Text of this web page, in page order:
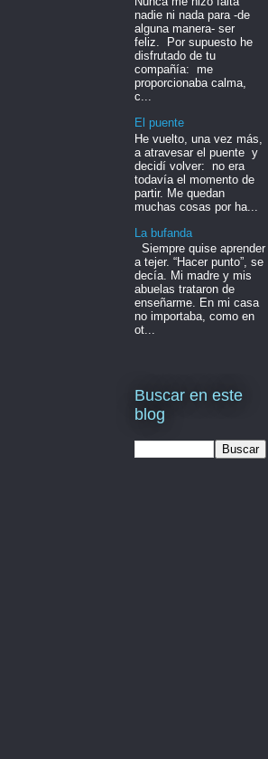
nadie ni nada para -de
alguna manera- ser
feliz. Por supuesto he
disfrutado de tu
compañía: me
proporcionaba calma,
c...
El puente
He vuelto, una vez más,
a atravesar el puente y
decidí volver: no era
todavía el momento de
partir. Me quedan
muchas cosas por ha...
La bufanda
Siempre quise aprender
a tejer. “Hacer punto”, se
decía. Mi madre y mis
abuelas trataron de
enseñarme. En mi casa
no importaba, como en
ot...
Buscar en este
blog